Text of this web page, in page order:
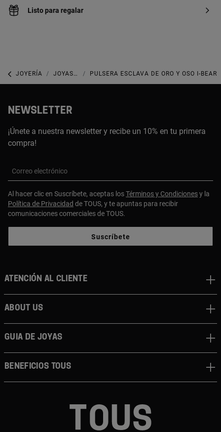
Listo para regalar
JOYERÍA JOYAS DE ORO PULSERA ESCLAVA DE ORO Y OSO I-BEAR
NEWSLETTER
¡Únete a nuestra newsletter y recibe un 10% en tu primera
compra!
Correo electrónico
Al hacer clic en Suscríbete, aceptas losTérminos y Condicionesy la
Política de Privacidad de TOUS, y te apuntas para recibir
comunicaciones comerciales de TOUS.
Suscríbete
Atención al cliente
About us
Guia de joyas
Beneficios TOUS